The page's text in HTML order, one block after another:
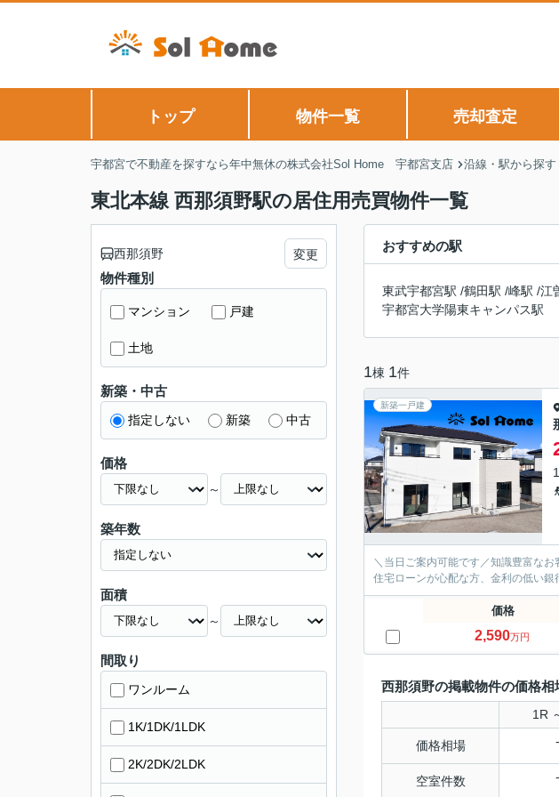
トップ 物件一覧 売却査定
宇都宮で不動産を探すなら年中無休の株式会社Sol Home 宇都宮支店 沿線・駅から探す
東北本線 西那須野駅の居住用売買物件一覧
おすすめの駅
東武宇都宮駅 /鶴田駅 /峰駅 /江
宇都宮大学陽東キャンパス駅
1棟 1件
新築一戸建
＼当日ご案内可能です／知識豊富な
住宅ローンが心配な方、金利の低い銀
価格
2,590万円
西那須野の掲載物件の価格相
1R
価格相場 -
空室件数 -
西那須野 変更
物件種別
マンション 戸建
土地
新築・中古
指定しない 新築 中古
価格
～
築年数
面積
～
間取り
ワンルーム
1K/1DK/1LDK
2K/2DK/2LDK